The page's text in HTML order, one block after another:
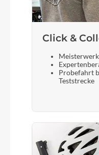
Metrix HMF Disc
Click &
Probefahrt
Teststrecke